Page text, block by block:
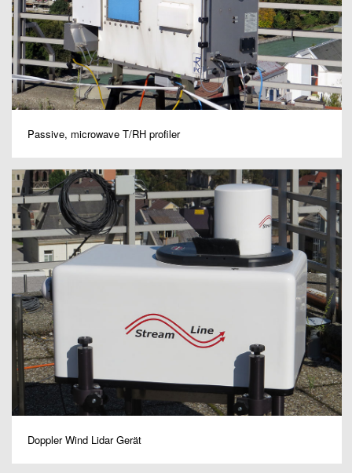
Passive, microwave T/RH profiler
Doppler Wind Lidar Gerät